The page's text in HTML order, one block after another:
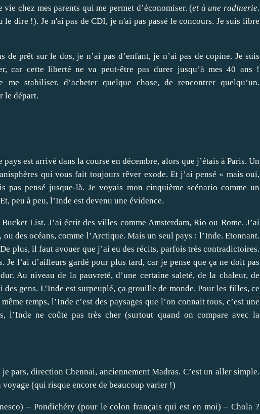
chez mes parents qui me permet d’économiser. (et à une radinerie.
le dire !). Je n'ai pas de CDI, je n'ai pas passé le concours. Je suis libre
de prêt sur le dos, je n’ai pas d’enfant, je n’ai pas de copine. Je suis
car cette liberté ne va peut-être pas durer jusqu’à mes 40 ans !
stabiliser, d’acheter quelque chose, de rencontrer quelqu’un.
le départ.
est arrivé dans la course en décembre, alors que j’étais à Paris. Un
qui vous fait toujours rêver exode. Et j’ai pensé « mais oui,
pas pensé jusque-là. Je voyais mon cinquième scénario comme un
peu à peu, l’Inde est devenu une évidence.
List. J’ai écrit des villes comme Amsterdam, Rio ou Rome. J’ai
des océans, comme l’Arctique. Mais un seul pays : l’Inde. Etonnant.
plus, il faut avouer que j’ai eu des récits, parfois très contradictoires.
Je l’ai d’ailleurs gardé pour plus tard, car je pense que ça ne doit pas
Au niveau de la pauvreté, d’une certaine saleté, de la chaleur, de
gens. L’Inde est surpeuplé, ça grouille de monde. Pour les filles, ce
temps, l’Inde c’est des paysages que l’on connait tous, c’est une
l’Inde ne coûte pas très cher (surtout quand on compare avec la
pars, direction Chennai, anciennement Madras. C’est un aller simple.
(qui risque encore de beaucoup varier !)
– Pondichéry (pour le colon français qui est en moi) – Chola ?